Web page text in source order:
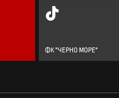
ФК "ЧЕРНО МОРЕ"